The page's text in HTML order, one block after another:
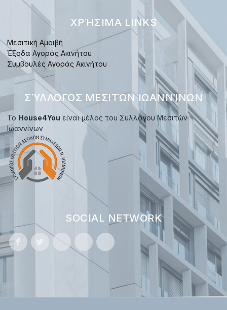
ΧΡΉΣΙΜΑ LINKS
Μεσιτική Αμοιβή
Έξοδα Αγοράς Ακινήτου
Συμβουλές Αγοράς Ακινήτου
ΣΎΛΛΟΓΟΣ ΜΕΣΙΤΏΝ ΙΩΑΝΝΊΝΩΝ
Το House4You είναι μέλος του Συλλόγου Μεσιτών
Ιωαννίνων
SOCIAL NETWORK